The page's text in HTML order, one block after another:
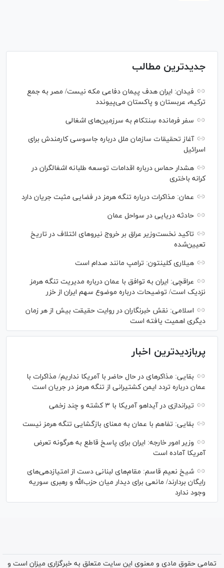
جدیدترین مطالب
فیدان: ایران هدف پیمان دفاعی مکه نیست/ مصر به جمع
ترکیه، عربستان و پاکستان می‌پیوندد
سفر فرمانده سِنتکام به سرزمین‌های اشغالی
آغاز تحقیقات سازمان ملل درباره جاسوسی کارمندش برای
اسرائیل
هشدار حماس درباره اقدامات توسعه طلبانه اشغالگران در
کرانه باختری
عمان: مذاکرات درباره تنگه هرمز در فضایی مثبت جریان دارد
حادثه دریایی در سواحل عمان
تاکید نخست‌وزیر عراق بر خروج نیروهای ائتلاف در تاریخ
تعیین‌شده
هیلاری کلینتون: ترامپ مانند صدام است
عراقچی: ایران به توافق با عمان درباره مدیریت تنگه هرمز
نزدیک است/ توضیحات درباره موضوع سهم ایران از خزر
اسلامی: نقش خبرنگاران در روایت حقیقت بیش از هر زمان
دیگری اهمیت یافته است
پربازدیدترین اخبار
بقایی: مذاکره‎ای در حال حاضر با آمریکا نداریم/ مذاکرات با
عمان درباره تردد ایمن کشتیرانی از تنگه هرمز در جریان است
تیراندازی در آیداهو آمریکا با ۳ کشته و چند زخمی
بقایی: تفاهم با عمان به معنای بازگشایی تنگه هرمز نیست
وزیر امور خارجه: ایران برای پاسخ قاطع به هرگونه تعرض
آمریکا آماده است
شیخ نعیم قاسم: مقام‌های لبنانی دست از امتیازدهی‌های
رایگان بردارند/ مانعی برای دیدار میان حزب‌الله و رهبری سوریه
وجود ندارد
تمامی حقوق مادی و معنوی این سایت متعلق به خبرگزاری میزان است و